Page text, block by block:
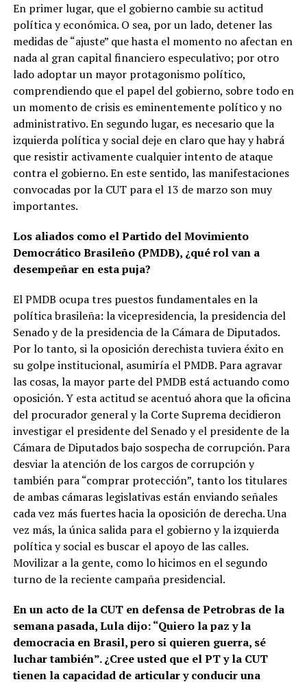
En primer lugar, que el gobierno cambie su actitud
política y económica. O sea, por un lado, detener las
medidas de “ajuste” que hasta el momento no afectan en
nada al gran capital financiero especulativo; por otro
lado adoptar un mayor protagonismo político,
comprendiendo que el papel del gobierno, sobre todo en
un momento de crisis es eminentemente político y no
administrativo. En segundo lugar, es necesario que la
izquierda política y social deje en claro que hay y habrá
que resistir activamente cualquier intento de ataque
contra el gobierno. En este sentido, las manifestaciones
convocadas por la CUT para el 13 de marzo son muy
importantes.
Los aliados como el Partido del Movimiento
Democrático Brasileño (PMDB), ¿qué rol van a
desempeñar en esta puja?
El PMDB ocupa tres puestos fundamentales en la
política brasileña: la vicepresidencia, la presidencia del
Senado y de la presidencia de la Cámara de Diputados.
Por lo tanto, si la oposición derechista tuviera éxito en
su golpe institucional, asumiría el PMDB. Para agravar
las cosas, la mayor parte del PMDB está actuando como
oposición. Y esta actitud se acentuó ahora que la oficina
del procurador general y la Corte Suprema decidieron
investigar el presidente del Senado y el presidente de la
Cámara de Diputados bajo sospecha de corrupción. Para
desviar la atención de los cargos de corrupción y
también para “comprar protección”, tanto los titulares
de ambas cámaras legislativas están enviando señales
cada vez más fuertes hacia la oposición de derecha. Una
vez más, la única salida para el gobierno y la izquierda
política y social es buscar el apoyo de las calles.
Movilizar a la gente, como lo hicimos en el segundo
turno de la reciente campaña presidencial.
En un acto de la CUT en defensa de Petrobras de la
semana pasada, Lula dijo: “Quiero la paz y la
democracia en Brasil, pero si quieren guerra, sé
luchar también”. ¿Cree usted que el PT y la CUT
tienen la capacidad de articular y conducir una